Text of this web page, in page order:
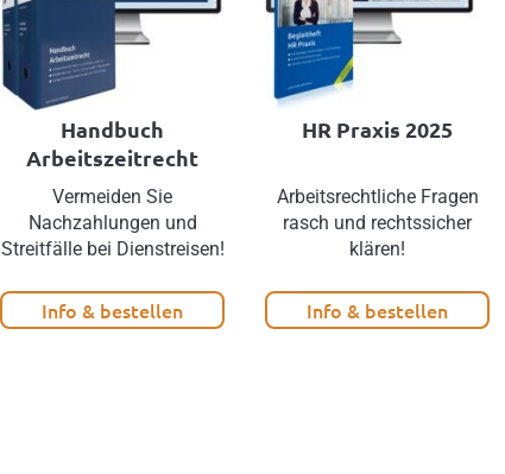
Handbuch
Arbeitszeitrecht
Vermeiden Sie
Nachzahlungen und
Streitfälle bei Dienstreisen!
Info & bestellen
HR Praxis 2025
Arbeitsrechtliche Fragen
rasch und rechtssicher
klären!
Info & bestellen